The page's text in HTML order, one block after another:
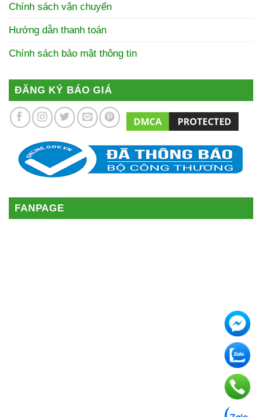
Chính sách vận chuyển
Hướng dẫn thanh toán
Chính sách bảo mật thông tin
ĐĂNG KÝ BÁO GIÁ
FANPAGE